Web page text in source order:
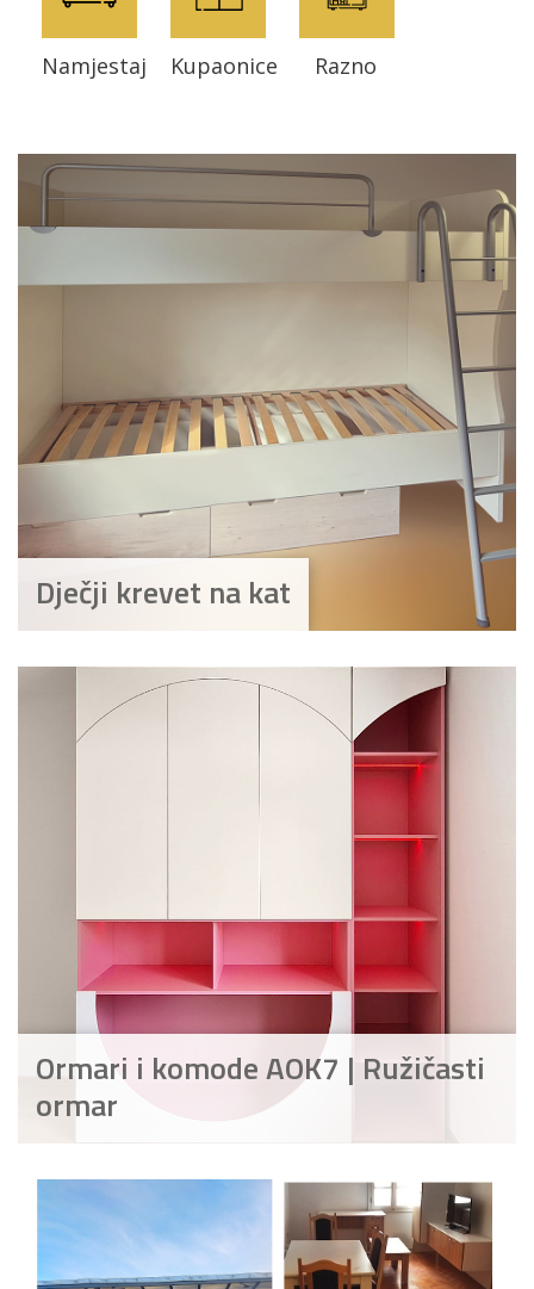
Namjestaj Kupaonice Razno
Dječji krevet na kat
Ormari i komode AOK7 | Ružičasti
ormar